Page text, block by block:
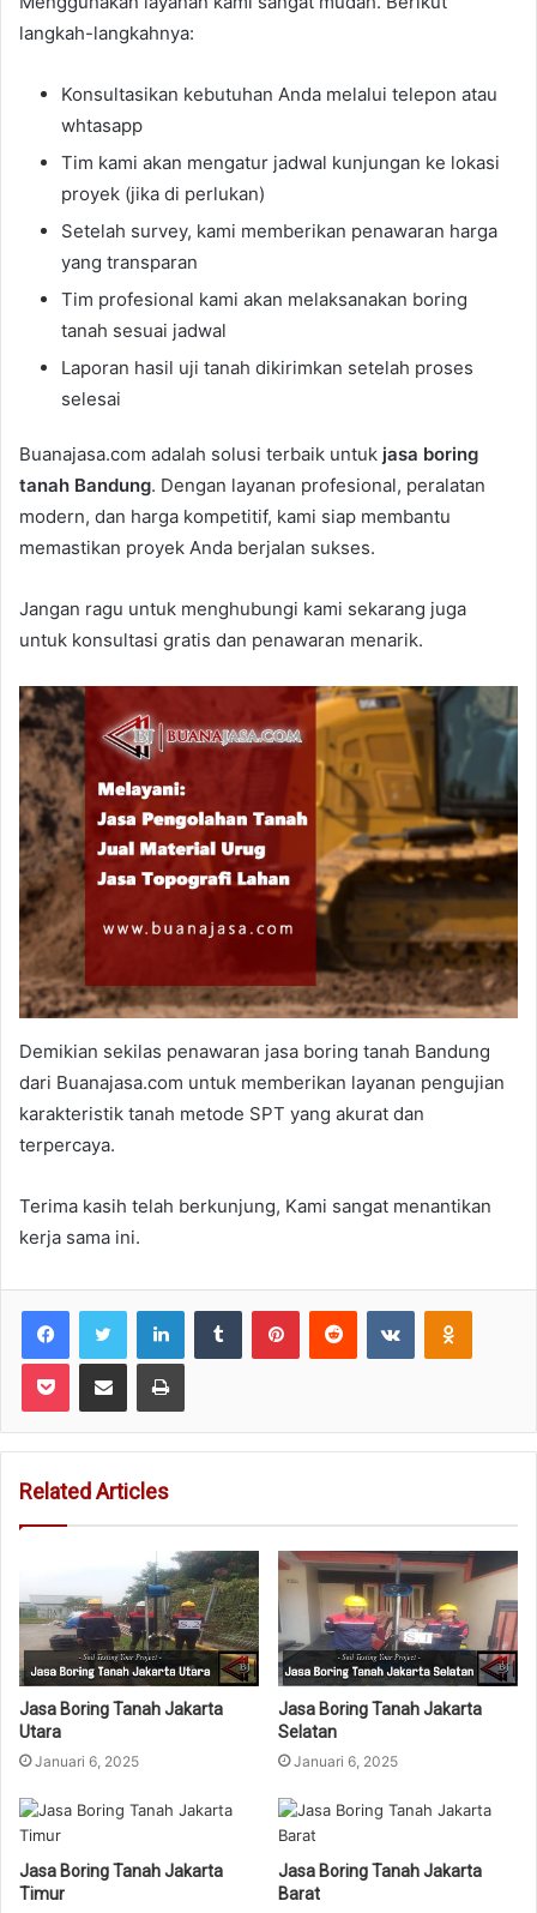
langkah-langkahnya:
Konsultasikan kebutuhan Anda melalui telepon atau
whtasapp
Tim kami akan mengatur jadwal kunjungan ke lokasi
proyek (jika di perlukan)
Setelah survey, kami memberikan penawaran harga
yang transparan
Tim profesional kami akan melaksanakan boring
tanah sesuai jadwal
Laporan hasil uji tanah dikirimkan setelah proses
selesai
Buanajasa.com adalah solusi terbaik untuk jasa boring
tanah Bandung. Dengan layanan profesional, peralatan
modern, dan harga kompetitif, kami siap membantu
memastikan proyek Anda berjalan sukses.
Jangan ragu untuk menghubungi kami sekarang juga
untuk konsultasi gratis dan penawaran menarik.
Demikian sekilas penawaran jasa boring tanah Bandung
dari Buanajasa.com untuk memberikan layanan pengujian
karakteristik tanah metode SPT yang akurat dan
terpercaya.
Terima kasih telah berkunjung, Kami sangat menantikan
kerja sama ini.
FacebookTwitter LinkedInTumblr PinterestReddit VKontakte
Pocket Share via Email Print
Related Articles
Jasa Boring Tanah Jakarta
Utara
Januari 6, 2025
Jasa Boring Tanah Jakarta
Selatan
Januari 6, 2025
Jasa Boring Tanah Jakarta
Timur
Jasa Boring Tanah Jakarta
Barat